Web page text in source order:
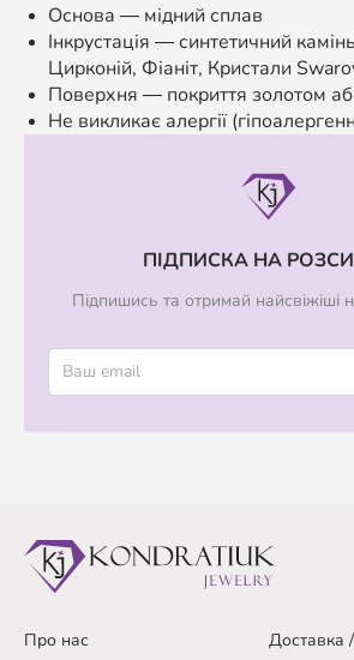
Основа ― мідний сплав
Інкрустація ― синтетичний камінь
Цирконій, Фіаніт, Кристали
Поверхня ― покриття золотом
Не викликає алергії
ПІДПИСКА НА
Підпишись та отримай найсвіжіші
Про нас
Доставка